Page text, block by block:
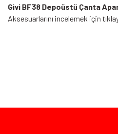
Givi BF38 Depoüstü Çanta
Aksesuarlarını incelemek için
Ürün bilgilerinde hatalar bulunuyor.